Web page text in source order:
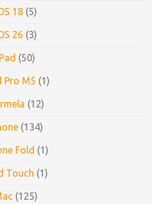
18 (5)
26 (3)
(50)
Pro M5 (1)
(12)
(134)
Fold (1)
Touch (1)
(125)